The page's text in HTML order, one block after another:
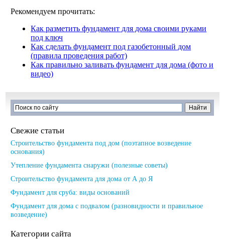
Рекомендуем прочитать:
Как разметить фундамент для дома своими руками
под ключ
Как сделать фундамент под газобетонный дом
(правила проведения работ)
Как правильно заливать фундамент для дома (фото и
видео)
Свежие статьи
Строительство фундамента под дом (поэтапное возведение
основания)
Утепление фундамента снаружи (полезные советы)
Строительство фундамента для дома от А до Я
Фундамент для сруба: виды оснований
Фундамент для дома с подвалом (разновидности и правильное
возведение)
Категории сайта